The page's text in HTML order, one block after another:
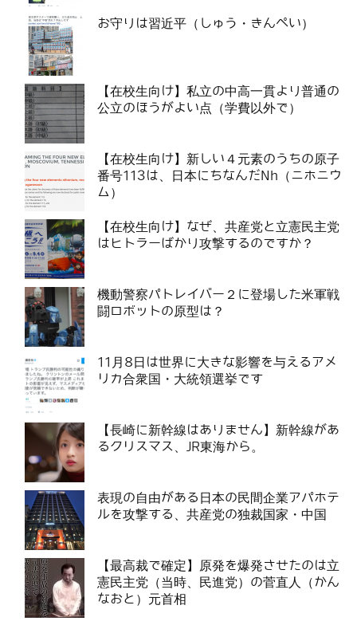
お守りは習近平（しゅう・きんぺい）
【在校生向け】私立の中高一貫より普通の
公立のほうがよい点（学費以外で）
【在校生向け】新しい４元素のうちの原子
番号113は、日本にちなんだNh（ニホニウ
ム）
【在校生向け】なぜ、共産党と立憲民主党
はヒトラーばかり攻撃するのですか？
機動警察パトレイバー２に登場した米軍戦
闘ロボットの原型は？
11月8日は世界に大きな影響を与えるアメ
リカ合衆国・大統領選挙です
【長崎に新幹線はありません】新幹線があ
るクリスマス、JR東海から。
表現の自由がある日本の民間企業アパホテ
ルを攻撃する、共産党の独裁国家・中国
【最高裁で確定】原発を爆発させたのは立
憲民主党（当時、民進党）の菅直人（かん
なおと）元首相